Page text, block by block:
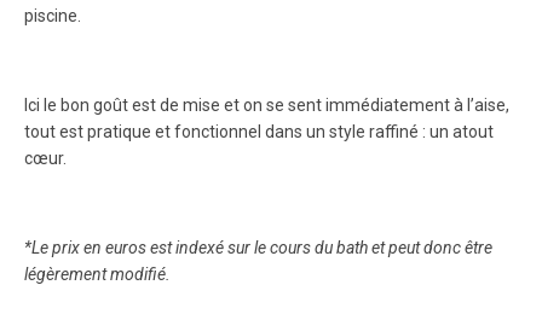
piscine.
Ici le bon goût est de mise et on se sent immédiatement à l’aise,
tout est pratique et fonctionnel dans un style raffiné : un atout
cœur.
*Le prix en euros est indexé sur le cours du bath et peut donc être
légèrement modifié.